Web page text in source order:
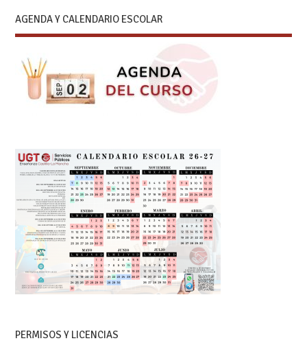
AGENDA Y CALENDARIO ESCOLAR
PERMISOS Y LICENCIAS